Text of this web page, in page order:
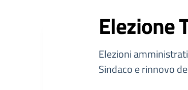
Elezione
Elezioni
Sindaco e rinnovo